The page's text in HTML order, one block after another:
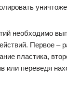
необходимо
Первое –
пластика,
или переведя